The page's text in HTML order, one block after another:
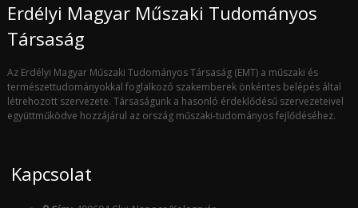
Erdélyi Magyar Műszaki Tudományos
Társaság
Az Erdélyi Magyar Műszaki Tudományos Társaság (EMT) a műszaki és
természettudományokkal foglalkozó szakemberek önkéntes belépés által
létrehozott szervezete. Társaságunk a hasonló érdeklődésű szervezeteivel
együttműködve hozzájárul az ország műszaki-tudományos fejlődéséhez.
Kapcsolat